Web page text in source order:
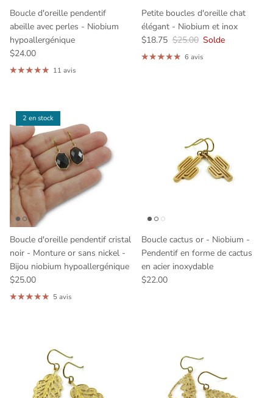
Boucle d'oreille pendentif
abeille avec perles - Niobium
hypoallergénique
$24.00
11 avis
Petite boucles d'oreille chat
élégant - Niobium et inox
$18.75 $25.00 Solde
6 avis
2 en stock
Boucle d'oreille pendentif cristal
noir - Monture or sans nickel -
Bijou niobium hypoallergénique
$25.00
5 avis
Boucle cactus or - Niobium -
Pendentif en forme de cactus
en acier inoxydable
$22.00